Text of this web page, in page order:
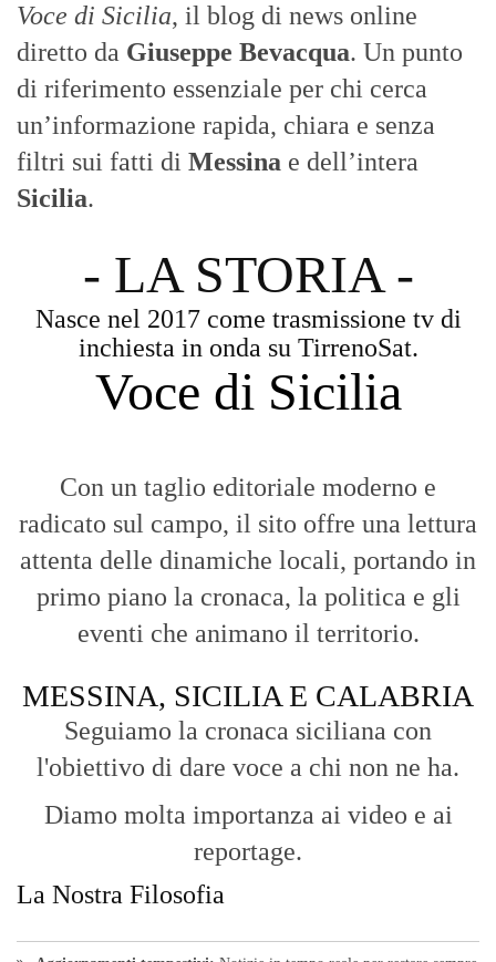
Voce di Sicilia, il blog di news online
diretto da Giuseppe Bevacqua. Un punto
di riferimento essenziale per chi cerca
un’informazione rapida, chiara e senza
filtri sui fatti di Messina e dell’intera
Sicilia.
- LA STORIA -
Nasce nel 2017 come trasmissione tv di
inchiesta in onda su TirrenoSat.
Voce di Sicilia
Con un taglio editoriale moderno e
radicato sul campo, il sito offre una lettura
attenta delle dinamiche locali, portando in
primo piano la cronaca, la politica e gli
eventi che animano il territorio.
MESSINA, SICILIA E CALABRIA
Seguiamo la cronaca siciliana con
l'obiettivo di dare voce a chi non ne ha.
Diamo molta importanza ai video e ai
reportage.
La Nostra Filosofia